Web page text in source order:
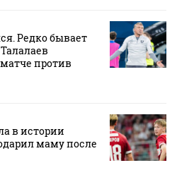
Редко бывает
против
в истории
маму после